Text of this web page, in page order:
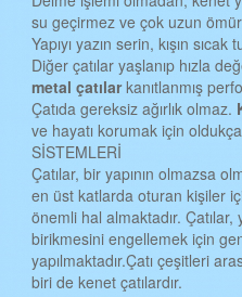
GAZİANTEP KENET ÇATI
GİRESUN KENET ÇATI
GÜMÜŞHANE KENET ÇATI
HAKKARİ KENET ÇATI
HATAY KENET ÇATI
ISPARTA KENET ÇATI
MERSİN KENET ÇATI
iSTANBUL KENET ÇATI
su geçirmez ve çok uzun
Yapıyı yazın serin, kışın
Diğer çatılar yaşlanıp hızla
metal çatılarkanıtlanmış
Çatıda gereksiz ağırlık olmaz.
ve hayatı korumak için
SİSTEMLERİ
Çatılar, bir yapının olmazsa
en üst katlarda oturan kişiler
önemli hal almaktadır.
birikmesini engellemek için
yapılmaktadır.Çatı çeşitleri
biri de kenet çatılardır.